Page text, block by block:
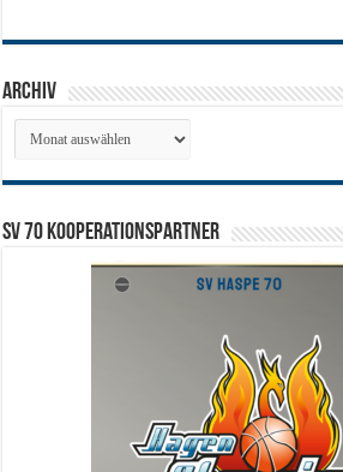
Archiv
Archiv
SV 70 Kooperationspartner